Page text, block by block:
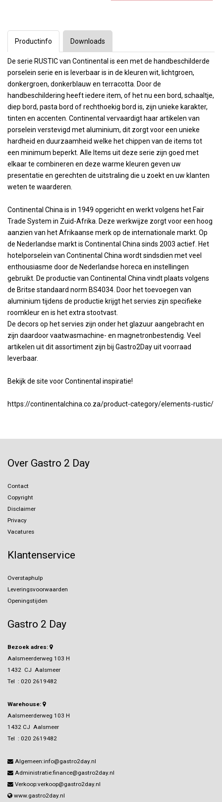
Productinfo
De serie RUSTIC van Continental is een met de handbeschilderde
porselein serie en is leverbaar is in de kleuren wit, lichtgroen,
donkergroen, donkerblauw en terracotta. Door de
handbeschildering heeft iedere item, of het nu een bord, schaaltje,
diep bord, pasta bord of rechthoekig bord is, zijn unieke karakter,
tinten en accenten. Continental vervaardigt haar artikelen van
porselein verstevigd met aluminium, dit zorgt voor een unieke
hardheid en duurzaamheid welke het chippen van de items tot
een minimum beperkt. Alle Items uit deze serie zijn goed met
elkaar te combineren en deze warme kleuren geven uw
presentatie en gerechten de uitstraling die u zoekt en uw klanten
weten te waarderen.
Continental China is in 1949 opgericht en werkt volgens het Fair
Trade System in Zuid-Afrika. Deze werkwijze zorgt voor een hoog
aanzien van het Afrikaanse merk op de internationale markt. Op
de Nederlandse markt is Continental China sinds 2003 actief. Het
hotelporselein van Continental China wordt sindsdien met veel
enthousiasme door de Nederlandse horeca en instellingen
gebruikt. De productie van Continental China vindt plaats volgens
de Britse standaard norm BS4034. Door het toevoegen van
aluminium tijdens de productie krijgt het servies zijn specifieke
roomkleur en is het extra stootvast.
De decors op het servies zijn onder het glazuur aangebracht en
zijn daardoor vaatwasmachine- en magnetronbestendig. Veel
artikelen uit dit assortiment zijn bij Gastro2Day uit voorraad
leverbaar.
Bekijk de site voor Continental inspiratie!
https://continentalchina.co.za/product-category/elements-rustic/
Downloads
Over Gastro 2 Day
Contact
Copyright
Disclaimer
Privacy
Vacatures
Klantenservice
Overstaphulp
Leveringsvoorwaarden
Openingstijden
Gastro 2 Day
Bezoek adres:
Aalsmeerderweg 103 H
1432 CJ Aalsmeer
Tel : 020 2619482
Warehouse:
Aalsmeerderweg 103 H
1432 CJ Aalsmeer
Tel : 020 2619482
Algemeen:info@gastro2day.nl
Administratie:finance@gastro2day.nl
Verkoop:verkoop@gastro2day.nl
www.gastro2day.nl